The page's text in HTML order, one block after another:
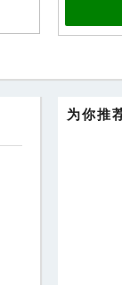
为你推